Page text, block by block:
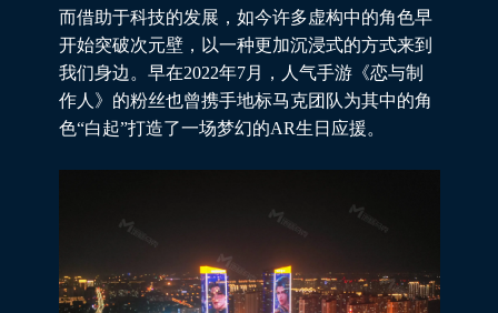
而借助于科技的发展，如今许多虚构中的角色早
开始突破次元壁，以一种更加沉浸式的方式来到
我们身边。早在2022年7月，人气手游《恋与制
作人》的粉丝也曾携手地标马克团队为其中的角
色“白起”打造了一场梦幻的AR生日应援。